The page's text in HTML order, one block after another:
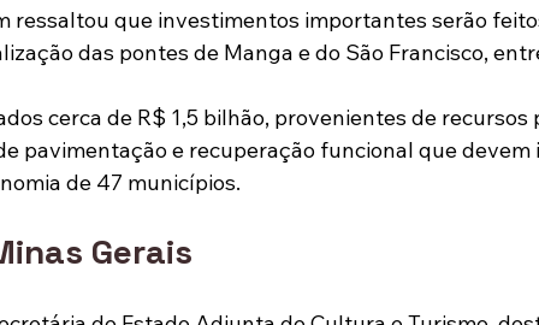
ressaltou que investimentos importantes serão
das pontes de Manga e do São Francisco,
cerca de R$ 1,5 bilhão, provenientes de
pavimentação e recuperação funcional que
de 47 municípios.
Gerais